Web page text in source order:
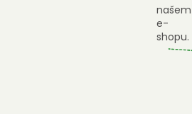
našem
e-
shopu.